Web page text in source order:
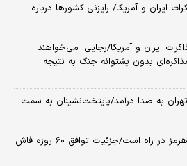
ایران و آمریکا/ رایزنی کشورها درباره
ایران و آمریکا/رجایی: می‌خواهند
بدون پشتوانه جنگ به نتیجه
به صدا درآمد/پایتخت‌نشینان به سمت
العربیه: توافق بازگشایی تنگه هرمز در راه است/جزئیات توافق ۶۰ روزه فاش